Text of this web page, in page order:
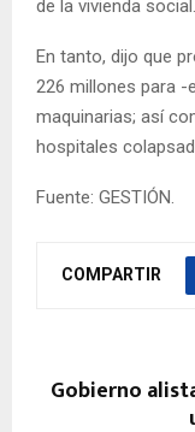
de la vivienda social.
En tanto, dijo que
226 millones para
maquinarias; así
hospitales
Fuente: GESTIÓN.
COMPARTIR
Gobierno